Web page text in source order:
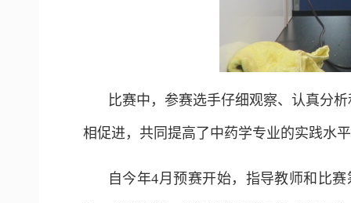
比赛中，参赛选手仔细观察、认真分
相促进，共同提高了中药学专业的实践水
自今年4月预赛开始，指导教师和比